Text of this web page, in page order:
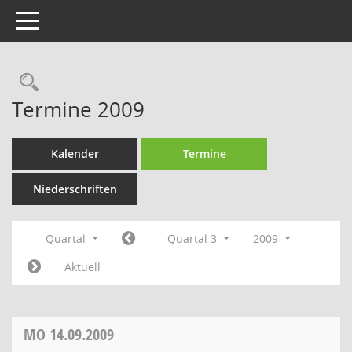
Toggle navigation
Termine 2009
Kalender Termine
Niederschriften
Quartal Quartal 3
2009
Aktuell
MO 14.09.2009